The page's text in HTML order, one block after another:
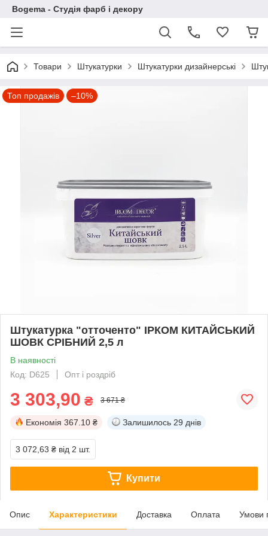
Bogema - Студія фарб і декору
Товари Штукатурки Штукатурки дизайнерські
Топ продажів –10%
Штукатурка "отточенто" ІРКОМ КИТАЙСЬКИЙ
ШОВК СРІБНИЙ 2,5 л
В наявності
Код: D625
Опт і роздріб
3 303,90 ₴ 3 671 ₴
Економія 367.10 ₴ Залишилось 29 днів
3 072,63 ₴ від 2 шт.
Купити
Опис Характеристики Доставка Оплата Умови